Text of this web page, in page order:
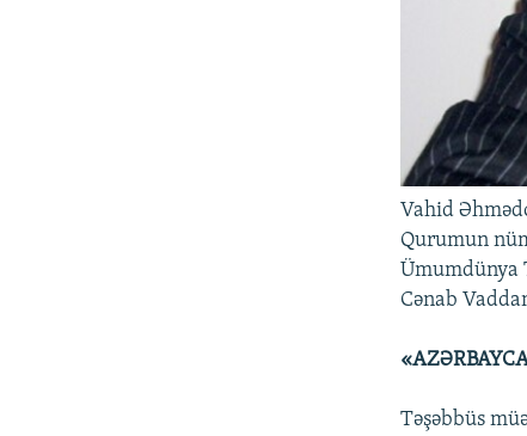
Vahid
Qurumun
Ümumdünya
Cənab
Təşəbbüs